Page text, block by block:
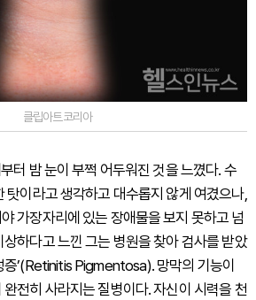
클립아트코리아
터 밤 눈이 부쩍 어두워진 것을 느꼈다. 수
탓이라고 생각하고 대수롭지 않게 여겼으나,
가장자리에 있는 장애물을 보지 못하고 넘
하다고 느낀 그는 병원을 찾아 검사를 받았
증’(Retinitis Pigmentosa). 망막의 기능이
전히 사라지는 질병이다. 자신이 시력을 천